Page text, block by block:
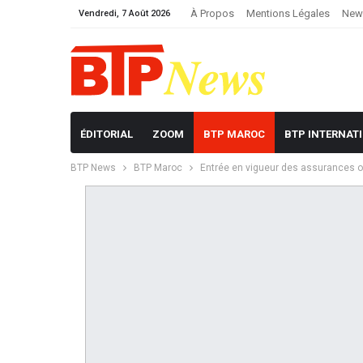
Vendredi, 7 Août 2026 À Propos Mentions Légales
ÉDITORIAL ZOOM BTP MAROC BTP
BTP News BTP Maroc Entrée en vigueur des assurances